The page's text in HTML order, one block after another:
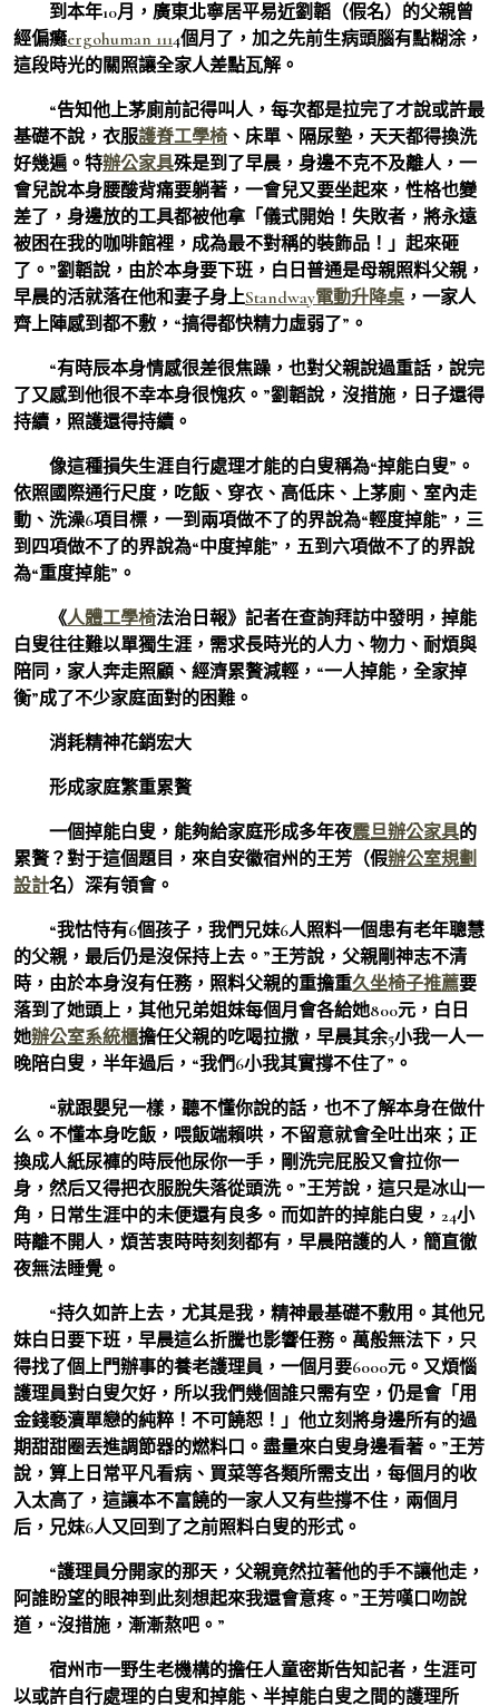
到本年10月，廣東北寧居平易近劉韜（假名）的父親曾
經偏癱ergohuman 1114個月了，加之先前生病頭腦有點糊涂，
這段時光的關照讓全家人差點瓦解。
“告知他上茅廁前記得叫人，每次都是拉完了才說或許最
基礎不說，衣服護脊工學椅 、床單、隔尿墊，天天都得換洗
好幾遍。特辦公家具殊是到了早晨，身邊不克不及離人，一
會兒說本身腰酸背痛要躺著，一會兒又要坐起來，性格也變
差了，身邊放的工具都被他拿「儀式開始！失敗者，將永遠
被困在我的咖啡館裡，成為最不對稱的裝飾品！」起來砸
了。”劉韜說，由於本身要下班，白日普通是母親照料父親，
早晨的活就落在他和妻子身上Standway電動升降桌 ，一家人
齊上陣感到都不敷，“搞得都快精力虛弱了”。
“有時辰本身情感很差很焦躁，也對父親說過重話，說完
了又感到他很不幸本身很愧疚。”劉韜說，沒措施，日子還得
持續，照護還得持續。
像這種損失生涯自行處理才能的白叟稱為“掉能白叟”。
依照國際通行尺度，吃飯、穿衣、高低床、上茅廁、室內走
動、洗澡6項目標，一到兩項做不了的界說為“輕度掉能”，三
到四項做不了的界說為“中度掉能”，五到六項做不了的界說
為“重度掉能”。
《人體工學椅法治日報》記者在查詢拜訪中發明，掉能
白叟往往難以單獨生涯，需求長時光的人力、物力、耐煩與
陪同，家人奔走照顧、經濟累贅減輕，“一人掉能，全家掉
衡”成了不少家庭面對的困難。
消耗精神花銷宏大
形成家庭繁重累贅
一個掉能白叟，能夠給家庭形成多年夜震旦辦公家具的
累贅？對于這個題目，來自安徽宿州的王芳（假辦公室規劃
設計名）深有領會。
“我怙恃有6個孩子，我們兄妹6人照料一個患有老年聰慧
的父親，最后仍是沒保持上去。”王芳說，父親剛神志不清
時，由於本身沒有任務，照料父親的重擔重久坐椅子推薦要
落到了她頭上，其他兄弟姐妹每個月會各給她800元，白日
她辦公室系統櫃擔任父親的吃喝拉撒，早晨其余5小我一人一
晚陪白叟，半年過后，“我們6小我其實撐不住了”。
“就跟嬰兒一樣，聽不懂你說的話，也不了解本身在做什
么。不懂本身吃飯，喂飯端賴哄，不留意就會全吐出來；正
換成人紙尿褲的時辰他尿你一手，剛洗完屁股又會拉你一
身，然后又得把衣服脫失落從頭洗。”王芳說，這只是冰山一
角，日常生涯中的未便還有良多。而如許的掉能白叟，24小
時離不開人，煩苦衷時時刻刻都有，早晨陪護的人，簡直徹
夜無法睡覺。
“持久如許上去，尤其是我，精神最基礎不敷用。其他兄
妹白日要下班，早晨這么折騰也影響任務。萬般無法下，只
得找了個上門辦事的養老護理員，一個月要6000元。又煩惱
護理員對白叟欠好，所以我們幾個誰只需有空，仍是會「用
金錢褻瀆單戀的純粹！不可饒恕！」他立刻將身邊所有的過
期甜甜圈丟進調節器的燃料口。盡量來白叟身邊看著。”王芳
說，算上日常平凡看病、買菜等各類所需支出，每個月的收
入太高了，這讓本不富饒的一家人又有些撐不住，兩個月
后，兄妹6人又回到了之前照料白叟的形式。
“護理員分開家的那天，父親竟然拉著他的手不讓他走，
阿誰盼望的眼神到此刻想起來我還會意疼。”王芳嘆口吻說
道，“沒措施，漸漸熬吧。”
宿州市一野生老機構的擔任人童密斯告知記者，生涯可
以或許自行處理的白叟和掉能、半掉能白叟之間的護理所